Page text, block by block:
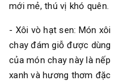
mới mẻ, thú vị khó quên.
- Xôi vò hạt sen: Món
chay đám giỗ được
của món chay này là
xanh và hương thơm